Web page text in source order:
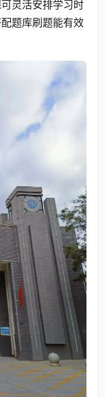
灵活安排学习时
题库刷题能有效